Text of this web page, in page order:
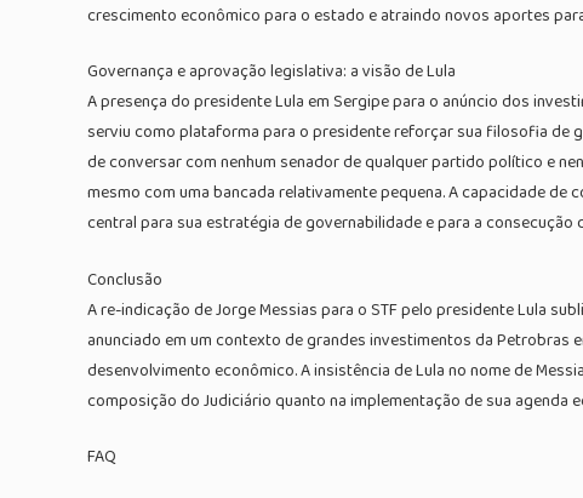
crescimento econômico para o estado e atraindo novos aportes
Governança e aprovação legislativa: a visão de Lula
A presença do presidente Lula em Sergipe para o anúncio dos
serviu como plataforma para o presidente reforçar sua filosofia de
de conversar com nenhum senador de qualquer partido político e
mesmo com uma bancada relativamente pequena. A capacidade
central para sua estratégia de governabilidade e para a
Conclusão
A re-indicação de Jorge Messias para o STF pelo presidente Lula
anunciado em um contexto de grandes investimentos da
desenvolvimento econômico. A insistência de Lula no nome de
composição do Judiciário quanto na implementação de sua
FAQ